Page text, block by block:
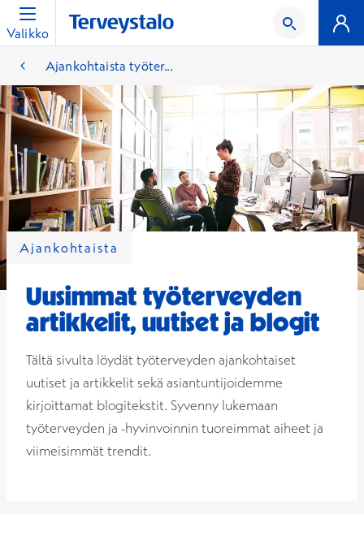
Valikko
Ajankohtaista työter...
Ajankohtaista
Uusimmat työterveyden
artikkelit, uutiset ja blogit
Tältä sivulta löydät työterveyden ajankohtaiset
uutiset ja artikkelit sekä asiantuntijoidemme
kirjoittamat blogitekstit. Syvenny lukemaan
työterveyden ja -hyvinvoinnin tuoreimmat aiheet ja
viimeisimmät trendit.